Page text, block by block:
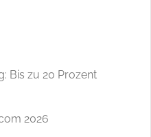
Bis zu 20 Prozent
2026